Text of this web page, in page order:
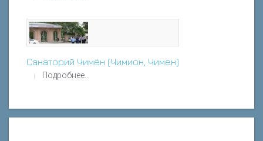
Санаторий Чимён (Чимион, Чимен)
Подробнее...